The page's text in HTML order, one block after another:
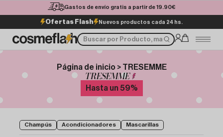
Gastos de envío gratis a partir de 19.90€
Ofertas Flash Nuevos productos cada 24 hs.
Página de inicio > TRESEMME
TRESEMME
Hasta un59%
Champús Acondicionadores Mascarillas